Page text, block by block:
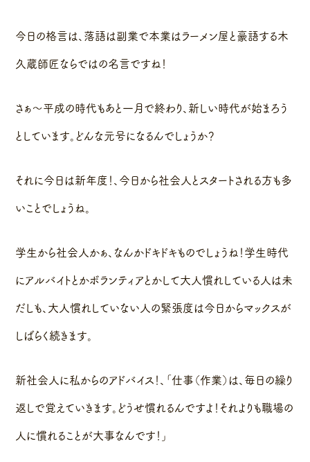
今日の格言は、落語は副業で本業はラーメン屋と豪語する木
久蔵師匠ならではの名言ですね！
さぁ〜平成の時代もあと一月で終わり、新しい時代が始まろう
としています。どんな元号になるんでしょうか？
それに今日は新年度！、今日から社会人とスタートされる方も多
いことでしょうね。
学生から社会人かぁ、なんかドキドキものでしょうね！学生時代
にアルバイトとかボランティアとかして大人慣れしている人は未
だしも、大人慣れしていない人の緊張度は今日からマックスが
しばらく続きます。
新社会人に私からのアドバイス！、「仕事（作業）は、毎日の繰り
返しで覚えていきます。どうせ慣れるんですよ！それよりも職場の
人に慣れることが大事なんです！」